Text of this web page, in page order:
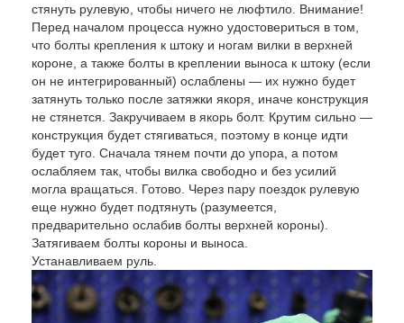
стянуть рулевую, чтобы ничего не люфтило. Внимание!
Перед началом процесса нужно удостовериться в том,
что болты крепления к штоку и ногам вилки в верхней
короне, а также болты в креплении выноса к штоку (если
он не интегрированный) ослаблены — их нужно будет
затянуть только после затяжки якоря, иначе конструкция
не стянется. Закручиваем в якорь болт. Крутим сильно —
конструкция будет стягиваться, поэтому в конце идти
будет туго. Сначала тянем почти до упора, а потом
ослабляем так, чтобы вилка свободно и без усилий
могла вращаться. Готово. Через пару поездок рулевую
еще нужно будет подтянуть (разумеется,
предварительно ослабив болты верхней короны).
Затягиваем болты короны и выноса.
Устанавливаем руль.